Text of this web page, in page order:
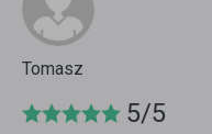
Tomasz
5/5